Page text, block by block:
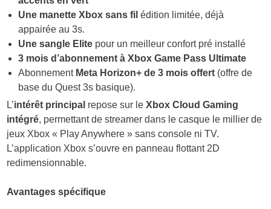
Une manette Xbox sans fil édition limitée, déjà
appairée au 3s.
Une sangle Elite pour un meilleur confort pré installé
3 mois d’abonnement à Xbox Game Pass Ultimate
Abonnement Meta Horizon+ de 3 mois offert (offre de
base du Quest 3s basique).
L’intérêt principal repose sur leXbox Cloud Gaming
intégré, permettant de streamer dans le casque le millier de
jeux Xbox « Play Anywhere » sans console ni TV.
L’application Xbox s’ouvre en panneau flottant 2D
redimensionnable.
Avantages spécifique